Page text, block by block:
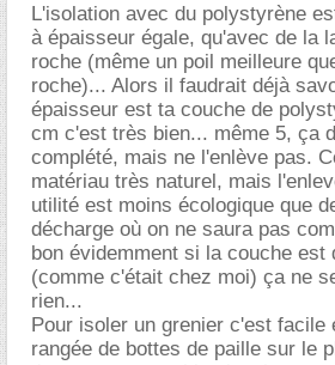
L'isolation avec du polystyrène
à épaisseur égale, qu'avec de la
roche (même un poil meilleure
roche)... Alors il faudrait déjà
épaisseur est ta couche de
cm c'est très bien... même 5, ça
complété, mais ne l'enlève pas.
matériau très naturel, mais
utilité est moins écologique que
décharge où on ne saura pas
bon évidemment si la couche est
(comme c'était chez moi) ça ne
rien...
Pour isoler un grenier c'est facile
rangée de bottes de paille sur le